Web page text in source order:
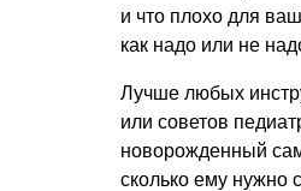
и что плохо для
как надо или не
Лучше любых
или советов
новорожденный сам
сколько ему нужно